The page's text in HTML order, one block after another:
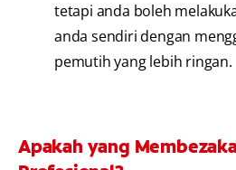
tetapi anda boleh
anda sendiri dengan
pemutih yang lebih ringan.
Apakah yang